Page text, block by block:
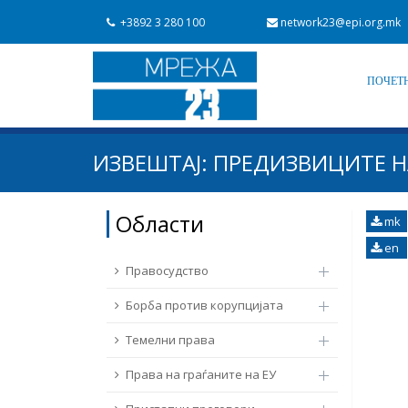
+3892 3 280 100 network23@epi.org.mk
Барај документи
Датум на објавување
ИЗВЕШТАЈ: ПРЕДИЗВИЦИТЕ
Области
Правосудство
Борба против корупцијата
Темелни права
Права на граѓаните на ЕУ
mk
en